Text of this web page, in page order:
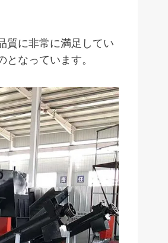
質に非常に満足してい
なっています。